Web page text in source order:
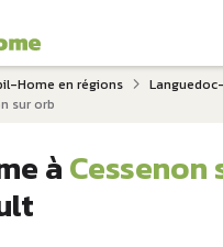
Home en régions
sur orb
àCessenon